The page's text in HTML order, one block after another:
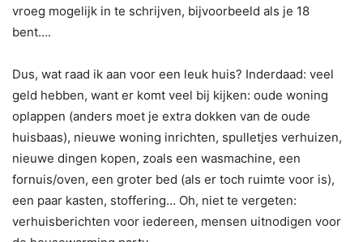
vroeg mogelijk in te schrijven, bijvoorbeeld als je 18
bent….
Dus, wat raad ik aan voor een leuk huis? Inderdaad: veel
geld hebben, want er komt veel bij kijken: oude woning
oplappen (anders moet je extra dokken van de oude
huisbaas), nieuwe woning inrichten, spulletjes verhuizen,
nieuwe dingen kopen, zoals een wasmachine, een
fornuis/oven, een groter bed (als er toch ruimte voor is),
een paar kasten, stoffering… Oh, niet te vergeten:
verhuisberichten voor iedereen, mensen uitnodigen voor